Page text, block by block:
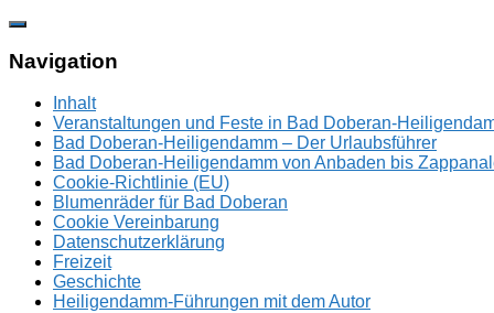
Zum
springen
Navigation
Inhalt
Veranstaltungen und Feste in Bad Doberan-
Bad Doberan-Heiligendamm – Der Urlaubsführer
Bad Doberan-Heiligendamm von Anbaden bis
Cookie-Richtlinie (EU)
Blumenräder für Bad Doberan
Cookie Vereinbarung
Datenschutzerklärung
Freizeit
Geschichte
Heiligendamm-Führungen mit dem Autor